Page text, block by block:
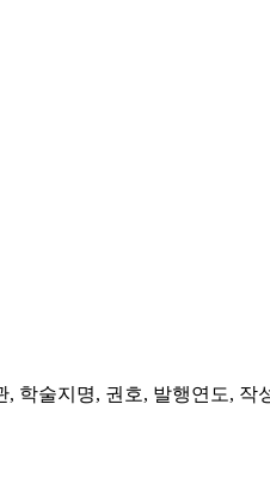
학술지명, 권호, 발행연도,